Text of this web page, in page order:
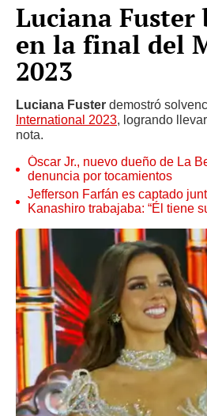
Luciana
en la final del
2023
Luciana Fuster demostró
International 2023, logrando
nota.
Óscar Jr., nuevo dueño de La
denuncia por tocamientos
Jefferson Farfán es captado
Kanashiro trabajaba: “Él tiene